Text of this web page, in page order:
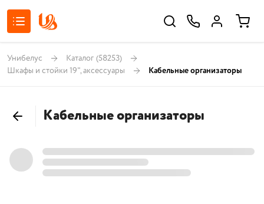
Унибелус Каталог (58253)
Шкафы и стойки 19", аксессуары
Кабельные организаторы
Кабельные организаторы